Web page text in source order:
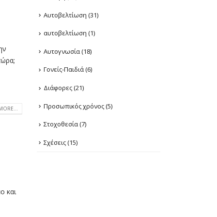
και
Αυτοβελτίωση (31)
αυτοβελτίωση (1)
Αυτογνωσία(18)
Γονείς-Παιδιά(6)
Διάφορες(21)
Προσωπικός χρόνος(5)
Στοχοθεσία(7)
Σχέσεις(15)